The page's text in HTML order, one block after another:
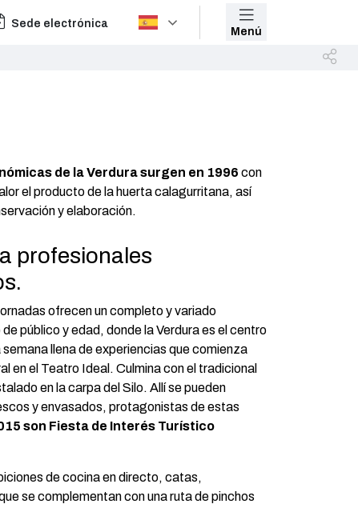
Sede electrónica
Menú
de la Verdura surgen en 1996 con
el producto de la huerta calagurritana, así
y elaboración.
profesionales
ofrecen un completo y variado
público y edad, donde la Verdura es el centro
llena de experiencias que comienza
en el Teatro Ideal. Culmina con el tradicional
en la carpa del Silo. Allí se pueden
y envasados, protagonistas de estas
son Fiesta de Interés Turístico
de cocina en directo, catas,
se complementan con una ruta de pinchos